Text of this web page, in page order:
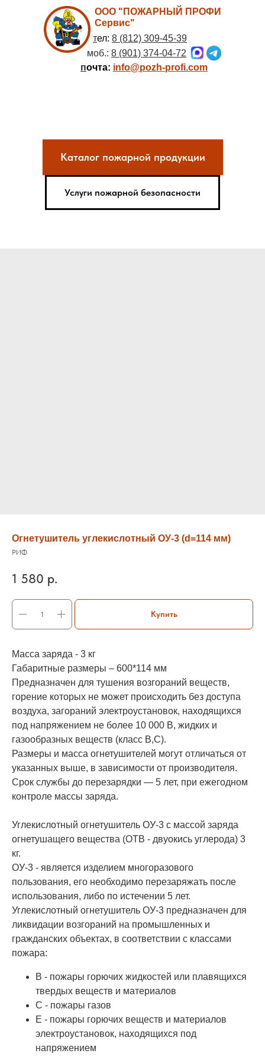
ООО "ПОЖАРНЫЙ ПРОФИ
Сервис"
почта: info@pozh-profi.com
тел: 8 (812) 309-45-39
моб.: 8 (901) 374-04-72
Каталог пожарной продукции
Услуги пожарной безопасности
Огнетушитель углекислотный ОУ-3 (d=114 мм)
РИФ
1 580 р.
Купить
Масса заряда - 3 кг
Габаритные размеры – 600*114 мм
Предназначен для тушения возгораний веществ,
горение которых не может происходить без доступа
воздуха, загораний электроустановок, находящихся
под напряжением не более 10 000 В, жидких и
газообразных веществ (класс В,С).
Размеры и масса огнетушителей могут отличаться от
указанных выше, в зависимости от производителя.
Срок службы до перезарядки — 5 лет, при ежегодном
контроле массы заряда.
Углекислотный огнетушитель ОУ-3 с массой заряда
огнетушащего вещества (ОТВ - двуокись углерода) 3
кг.
ОУ-3 - является изделием многоразового
пользования, его необходимо перезаряжать после
использования, либо по истечении 5 лет.
Углекислотный огнетушитель ОУ-3 предназначен для
ликвидации возгораний на промышленных и
гражданских объектах, в соответствии с классами
пожара:
B - пожары горючих жидкостей или плавящихся
твердых веществ и материалов
C - пожары газов
E - пожары горючих веществ и материалов
электроустановок, находящихся под
напряжением